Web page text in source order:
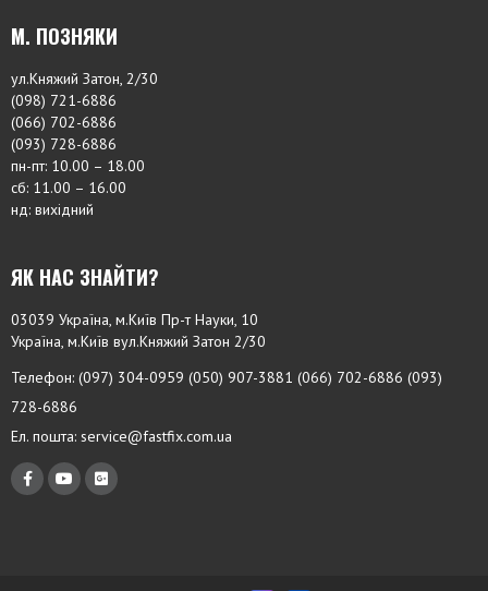
М. ПОЗНЯКИ
ул.Княжий Затон, 2/30
(098) 721-6886
(066) 702-6886
(093) 728-6886
пн-пт: 10.00 – 18.00
сб: 11.00 – 16.00
нд: вихідний
ЯК НАС ЗНАЙТИ?
03039 Україна, м.Київ Пр-т Науки, 10
Україна, м.Київ вул.Княжий Затон 2/30
Телефон: (097) 304-0959 (050) 907-3881 (066) 702-6886 (093)
728-6886
Ел. пошта: service@fastfix.com.ua
f
y
o
f